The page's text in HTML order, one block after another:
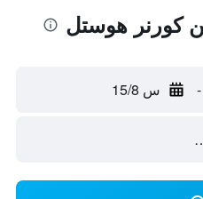
كورنر هوستل
- س 15/8